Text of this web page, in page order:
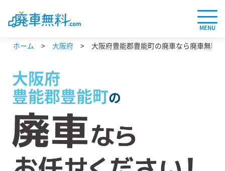
MENU
ホーム 大阪府 大阪府豊能郡豊能町の廃車なら廃車無料
大阪府
豊能郡豊能町の